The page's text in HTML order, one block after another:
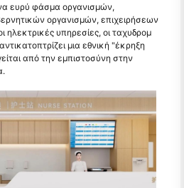
ευρύ φάσμα οργανισμών,
οργανισμών, επιχειρήσεων
υπηρεσίες, οι ταχυδρομ
μια εθνική "έκρηξη
από την εμπιστοσύνη στην